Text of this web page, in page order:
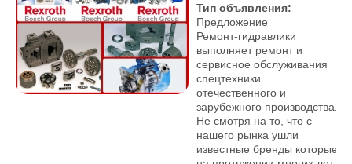
Тип объявления:
Предложение
Ремонт-гидравлики
выполняет ремонт и
сервисное обслуживания
спецтехники
отечественного и
зарубежного производства.
Не смотря на то, что с
нашего рынка ушли
известные бренды которые